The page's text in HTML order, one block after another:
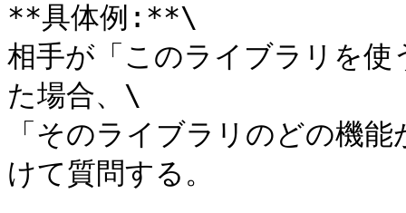
**具体例:**\
相手が「このライブラリを
た場合、\
「そのライブラリのどの機
けて質問する。